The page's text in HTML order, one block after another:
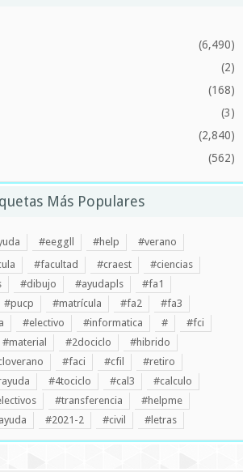
(6,490)
(2)
(168)
(3)
(2,840)
(562)
Más Populares
#eeggll #help
#verano
#facultad #craest
#ciencias
#dibujo #ayudapls
#fa1
#pucp #matrícula #fa2
#fa3
#electivo #informatica #
#fci
#material #2dociclo
#hibrido
#faci #cfil
#retiro
#4tociclo #cal3
#calculo
#transferencia
#helpme
#2021-2 #civil #letras